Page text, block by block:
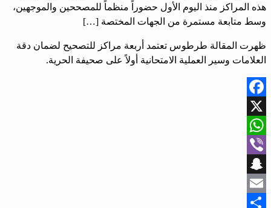
هذه المراكز منذ اليوم الأول حضوراً منظماً للمصححين والموجهين،
وسط متابعة مستمرة من الجهات المختصة […]
ظهرت المقالة طرطوس تعتمد أربعة مراكز للتصحيح لضمان دقة
العلامات وسير العملية الامتحانية أولاً على صحيفة الحرية.
Facebook
X
WhatsApp
Viber
Snapchat
Email